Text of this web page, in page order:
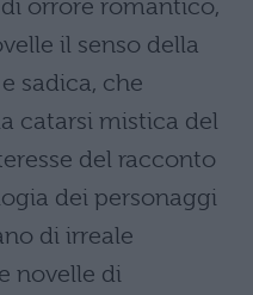
orrore romantico,
il senso della
sadica, che
catarsi mistica del
del racconto
dei personaggi
di irreale
novelle di